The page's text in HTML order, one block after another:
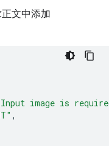
文中添加
image is
,